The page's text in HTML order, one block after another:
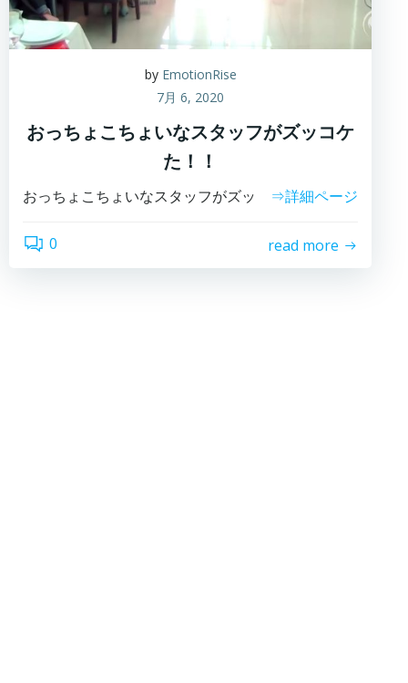
by EmotionRise
7月 6, 2020
おっちょこちょいなスタッフがズッコケ
た！！
おっちょこちょいなスタッフがズッ ⇒詳細ページ
0 read more